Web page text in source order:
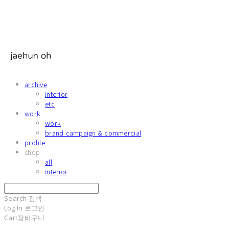
archive
interior
etc
work
work
brand campaign & commercial
profile
shop
all
interior
Search 검색
Log In 로그인
Cart장바구니